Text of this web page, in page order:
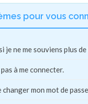
pour vous
je ne me souviens plus
à me connecter.
changer mon mot de